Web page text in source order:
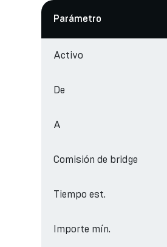
Parámetro
Activo
De
A
Comisión de bridge
Tiempo est.
Importe mín.